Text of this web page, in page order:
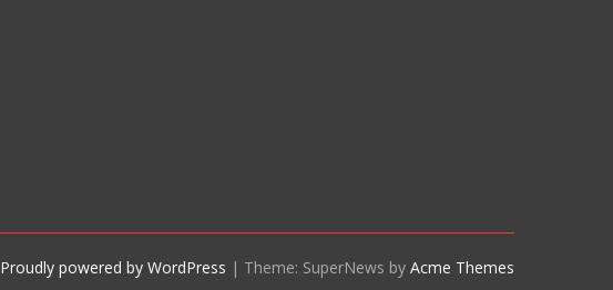
Proudly powered by WordPress | Theme: SuperNews by Acme Themes